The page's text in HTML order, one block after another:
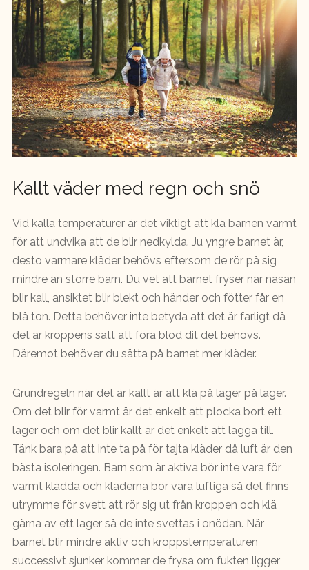
Kallt väder med regn och snö
Vid kalla temperaturer är det viktigt att klä barnen varmt
för att undvika att de blir nedkylda. Ju yngre barnet är,
desto varmare kläder behövs eftersom de rör på sig
mindre än större barn. Du vet att barnet fryser när näsan
blir kall, ansiktet blir blekt och händer och fötter får en
blå ton. Detta behöver inte betyda att det är farligt då
det är kroppens sätt att föra blod dit det behövs.
Däremot behöver du sätta på barnet mer kläder.
Grundregeln när det är kallt är att klä på lager på lager.
Om det blir för varmt är det enkelt att plocka bort ett
lager och om det blir kallt är det enkelt att lägga till.
Tänk bara på att inte ta på för tajta kläder då luft är den
bästa isoleringen. Barn som är aktiva bör inte vara för
varmt klädda och kläderna bör vara luftiga så det finns
utrymme för svett att rör sig ut från kroppen och klä
gärna av ett lager så de inte svettas i onödan. När
barnet blir mindre aktiv och kroppstemperaturen
successivt sjunker kommer de frysa om fukten ligger